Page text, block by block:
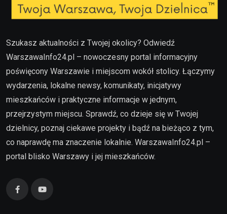
Szukasz aktualności z Twojej okolicy? Odwiedź
WarszawaInfo24.pl – nowoczesny portal informacyjny
poświęcony Warszawie i miejscom wokół stolicy. Łączymy
wydarzenia, lokalne newsy, komunikaty, inicjatywy
mieszkańców i praktyczne informacje w jednym,
przejrzystym miejscu. Sprawdź, co dzieje się w Twojej
dzielnicy, poznaj ciekawe projekty i bądź na bieżąco z tym,
co naprawdę ma znaczenie lokalnie. WarszawaInfo24.pl –
portal blisko Warszawy i jej mieszkańców.